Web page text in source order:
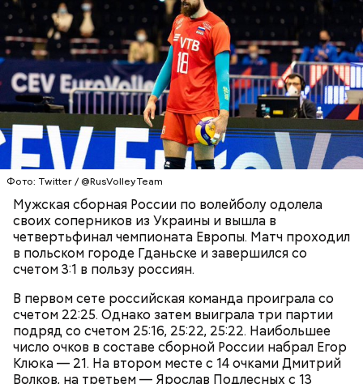
Фото: Twitter / @RusVolleyTeam
Мужская сборная России по волейболу одолела
своих соперников из Украины и вышла в
четвертьфинал чемпионата Европы. Матч проходил
в польском городе Гданьске и завершился со
счетом 3:1 в пользу россиян.
В первом сете российская команда проиграла со
счетом 22:25. Однако затем выиграла три партии
подряд со счетом 25:16, 25:22, 25:22. Наибольшее
число очков в составе сборной России набрал Егор
Клюка — 21. На втором месте с 14 очками Дмитрий
Волков, на третьем — Ярослав Подлесных с 13
10 сентября почетный президент Российского
футбольного союза (РФС) Вячеслав Колосков
заявил, что отмена лимита для легионеров в
российском футболе негативно скажется на
национальной команде.
Он отметил, что из-за такого решения футбол в
стране потеряет не только национальную
сборную, но и молодежную сборную.Также в
беседе с радиостанцией «Радио 1» он назвал
мнение президента РФ Владимира Путина по
данному вопросу «правильным и справедливым».